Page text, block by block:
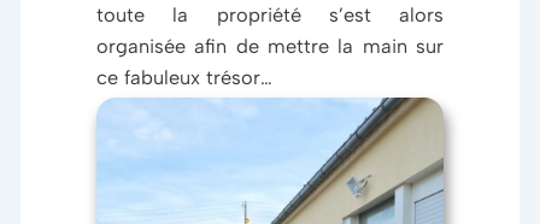
toute la propriété s’est alors
organisée afin de mettre la main sur
ce fabuleux trésor…